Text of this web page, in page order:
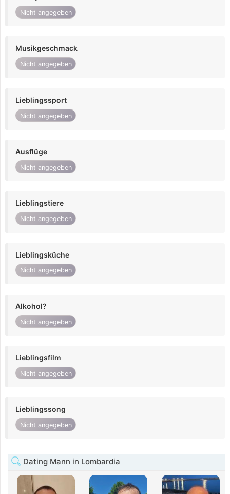
Nicht angegeben
Musikgeschmack
Nicht angegeben
Lieblingssport
Nicht angegeben
Ausflüge
Nicht angegeben
Lieblingstiere
Nicht angegeben
Lieblingsküche
Nicht angegeben
Alkohol?
Nicht angegeben
Lieblingsfilm
Nicht angegeben
Lieblingssong
Nicht angegeben
Dating Mann in Lombardia